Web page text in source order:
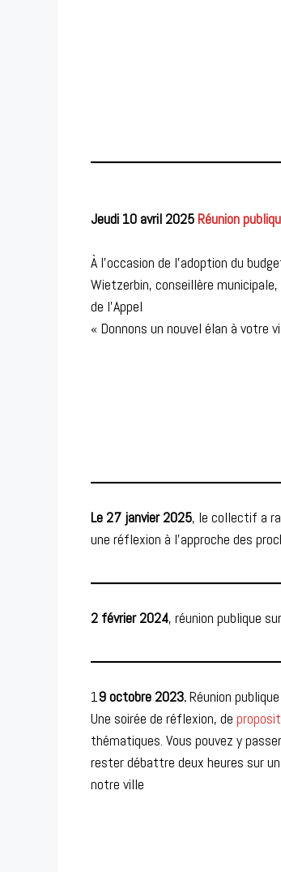
Jeudi 10 avril 2025Réunion
À l’occasion de l’adoption du
Wietzerbin, conseillère
de l’Appel
« Donnons un nouvel élan à votre
Le 27 janvier 2025, le collectif a
une réflexion à l’approche des
2 février 2024, réunion publique
19 octobre 2023.Réunion publique
Une soirée de réflexion, de
thématiques. Vous pouvez y
rester débattre deux heures sur
notre ville